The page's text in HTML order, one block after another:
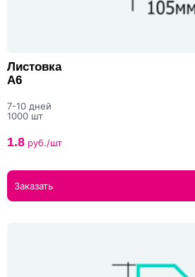
Листовка
А6
7-10 дней
1000 шт
1.8 руб./шт
Заказать